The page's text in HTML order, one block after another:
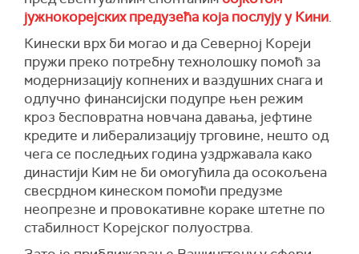
јужнокорејских предузећа која послују у Кини.
Кинески врх би могао и да Северној Кореји
пружи преко потребну технолошку помоћ за
модернизацију копнених и ваздушних снага и
одлучно финансијски подупре њен режим
кроз бесповратна новчана давања, јефтине
кредите и либерализацију трговине, нешто од
чега се последњих година уздржавала како
династији Ким не би омогућила да осокољена
свесрдном кинеском помоћи предузме
неопрезне и провокативне кораке штетне по
стабилност Корејског полуострва.